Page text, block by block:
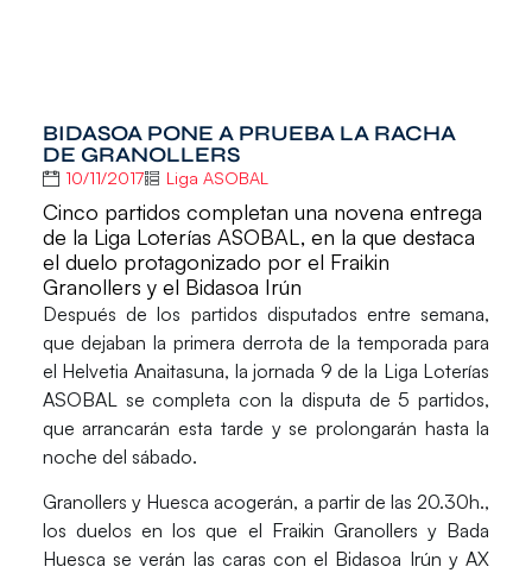
BIDASOA PONE A PRUEBA LA RACHA
DE GRANOLLERS
10/11/2017 Liga ASOBAL
Cinco partidos completan una novena entrega
de la Liga Loterías ASOBAL, en la que destaca
el duelo protagonizado por el Fraikin
Granollers y el Bidasoa Irún
Después de los partidos disputados entre semana,
que dejaban la primera derrota de la temporada para
el Helvetia Anaitasuna, la jornada 9 de la Liga Loterías
ASOBAL
se completa con la disputa de 5 partidos,
que arrancarán esta tarde y se prolongarán hasta la
noche del sábado.
Granollers y Huesca acogerán, a partir de las 20.30h.,
los duelos en los que el Fraikin Granollers y Bada
Huesca se verán las caras con el Bidasoa Irún y AX